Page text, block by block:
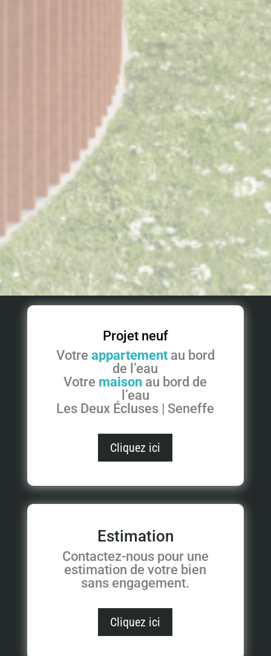
Projet neuf
Votre appartementau bord
de l’eau
Votre maison au bord de
l’eau
Les Deux Écluses | Seneffe
Cliquez ici
Estimation
Contactez-nous pour une
estimation de votre bien
sans engagement.
Cliquez ici